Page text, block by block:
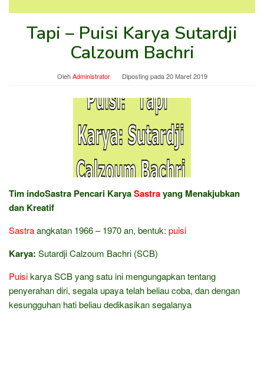
Tapi – Puisi Karya Sutardji
Calzoum Bachri
OlehAdministrator Diposting pada20 Maret 2019
Tim indoSastra Pencari KaryaSastrayang Menakjubkan
dan Kreatif
Sastraangkatan 1966 – 1970 an, bentuk: puisi
Karya: Sutardji Calzoum Bachri (SCB)
Puisikarya SCB yang satu ini mengungapkan tentang
penyerahan diri, segala upaya telah beliau coba, dan dengan
kesungguhan hati beliau dedikasikan segalanya